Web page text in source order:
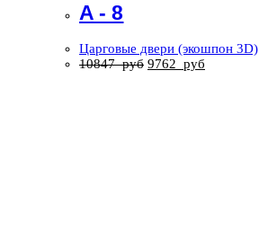
A - 8
Царговые двери (экошпон 3D)
10847руб 9762 руб